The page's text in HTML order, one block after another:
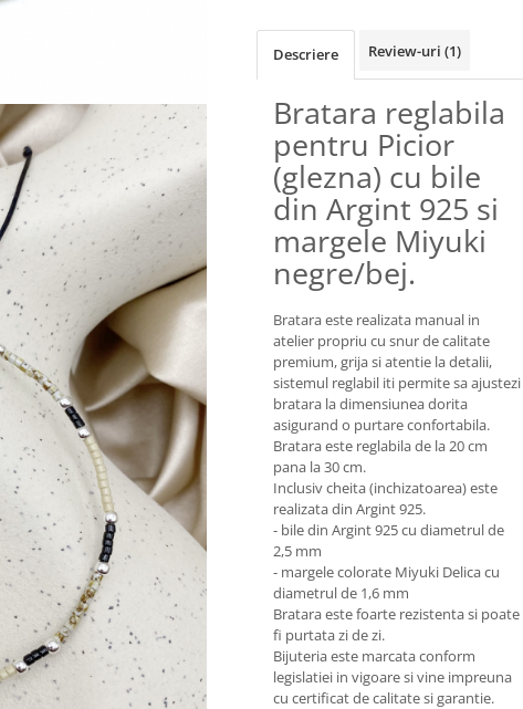
Descriere Review-uri (1)
Bratara reglabila
pentru Picior
(glezna) cu bile
din Argint 925 si
margele Miyuki
negre/bej.
Bratara este realizata manual in
atelier propriu cu snur de calitate
premium, grija si atentie la detalii,
sistemul reglabil iti permite sa ajustezi
bratara la dimensiunea dorita
asigurand o purtare confortabila.
Bratara este reglabila de la 20 cm
pana la 30 cm.
Inclusiv cheita (inchizatoarea) este
realizata din Argint 925.
- bile din Argint 925 cu diametrul de
2,5 mm
- margele colorate Miyuki Delica cu
diametrul de 1,6 mm
Bratara este foarte rezistenta si poate
fi purtata zi de zi.
Bijuteria este marcata conform
legislatiei in vigoare si vine impreuna
cu certificat de calitate si garantie.